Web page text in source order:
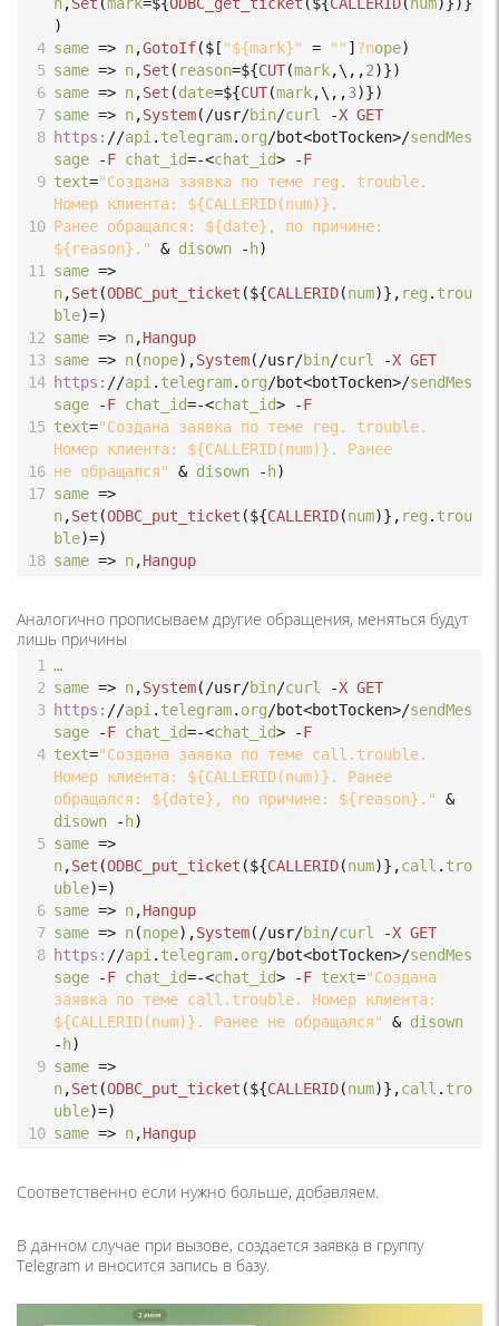
n,Set ( mark=${ODBC_get_ticket (${ CALLERID( num)})}
)
4 same => n,GotoIf($[ "${mark}" = "" ] ?nope)
5 same => n,Set ( reason=${CUT(mark,\,,2)})
6 same => n,Set (date=${CUT(mark,\,,3)})
7 same => n,System(/usr/bin/curl -X GET
8 https: //api. telegram. org/bot<botTocken>/sendMes
sage
-F chat_id=-<chat_id> -F
9 text="Создана заявка по теме reg. trouble.
10 Ранее обращался: ${date}, по причине:
${reason}."
& disown - h)
11 same =>
n,Set (ODBC_put_ticket (${CALLERID(num)}, reg . trou
ble)=)
12 same => n,Hangup
13 same => n(nope),System(/usr/bin/curl -X GET
14 https: //api. telegram. org/bot<botTocken>/sendMes
sage
-F chat_id=-<chat_id> -F
15 text="Создана заявка по теме reg. trouble.
16 не обращался" & disown - h)
17 same =>
n,Set (ODBC_put_ticket (${CALLERID(num)}, reg . trou
ble)=)
18 same => n,Hangup
Аналогично прописываем другие обращения, меняться будут
лишь причины
1 …
2 same => n,System(/usr/bin/curl -X GET
3
https: //api. telegram. org/bot<botTocken>/sendMes
sage
-F chat_id=-<chat_id> -F
4 text="Создана заявка по теме call.trouble.
Номер клиента: ${CALLERID(num)}. Ранее
обращался: ${date}, по причине: ${reason}."
&
disown
- h)
5 same =>
n,Set (ODBC_put_ticket (${CALLERID(num)},call . tro
uble)=)
6 same => n,Hangup
7 same => n(nope),System(/usr/bin/curl -X GET
8 https: //api. telegram. org/bot<botTocken>/sendMes
sage
-F chat_id=-<chat_id> -F text="Создана
заявка по теме call.trouble. Номер клиента:
${CALLERID(num)}. Ранее не обращался"
& disown
- h)
9 same =>
n,Set (ODBC_put_ticket (${CALLERID(num)},call . tro
uble)=)
10 same => n,Hangup
Соответственно если нужно больше, добавляем.
В данном случае при вызове, создается заявка в группу
Telegram и вносится запись в базу.